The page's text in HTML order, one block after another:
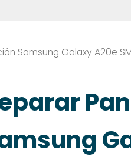
Samsung Galaxy A20e